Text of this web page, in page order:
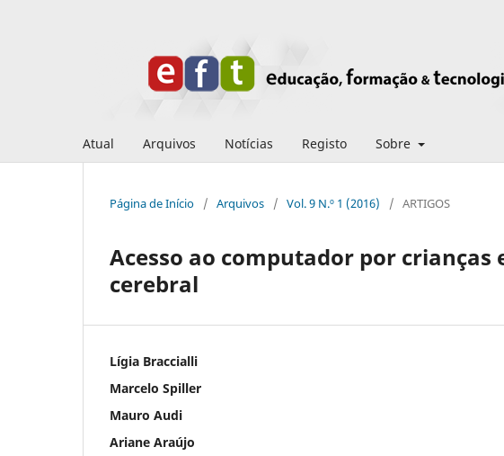
Atual Arquivos Notícias Registo Sobre
Página de Início / Arquivos / Vol. 9 N.º 1 (2016) / ARTIGOS
Acesso ao computador por crianças
cerebral
Lígia Braccialli
Marcelo Spiller
Mauro Audi
Ariane Araújo